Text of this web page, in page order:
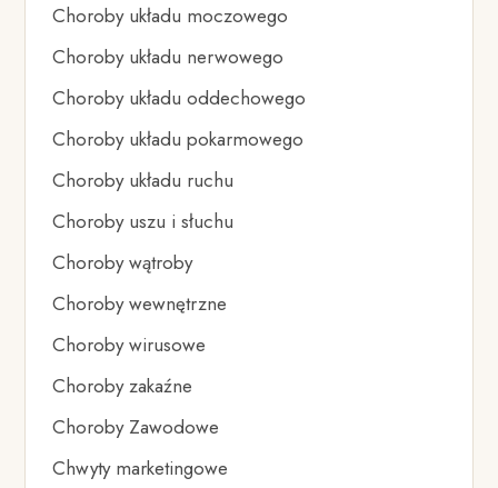
Choroby układu moczowego
Choroby układu nerwowego
Choroby układu oddechowego
Choroby układu pokarmowego
Choroby układu ruchu
Choroby uszu i słuchu
Choroby wątroby
Choroby wewnętrzne
Choroby wirusowe
Choroby zakaźne
Choroby Zawodowe
Chwyty marketingowe